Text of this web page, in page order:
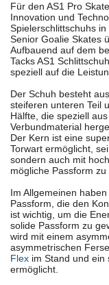
Für den AS1 Pro
Innovation und
Spielerschlittschuhs
Senior Goalie Skates
Aufbauend auf dem
Tacks AS1
speziell auf die
Der Schuh besteht
steiferen unteren Teil
Hälfte, die speziell
Verbundmaterial
Der Kern ist eine
Torwart ermöglicht,
sondern auch mit
mögliche Passform zu
Im Allgemeinen
Passform, die den
ist wichtig, um die
solide Passform zu
wird mit einem
asymmetrischen
Flex im Stand und ein
ermöglicht.